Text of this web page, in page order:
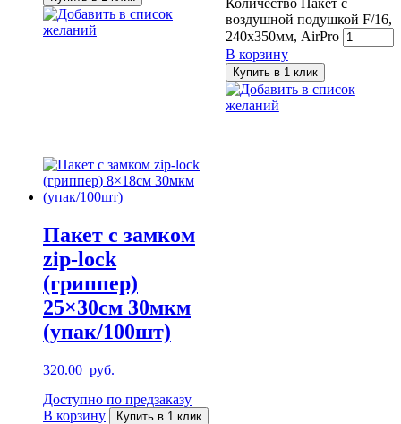
Добавить в список
желаний
Количество Пакет с
воздушной подушкой F/16,
240х350мм, AirPro
В корзину
Купить в 1 клик
Добавить в список
желаний
Пакет с замком
zip-lock
(гриппер)
25×30см 30мкм
(упак/100шт)
320.00 руб.
Доступно по предзаказу
В корзину
Купить в 1 клик